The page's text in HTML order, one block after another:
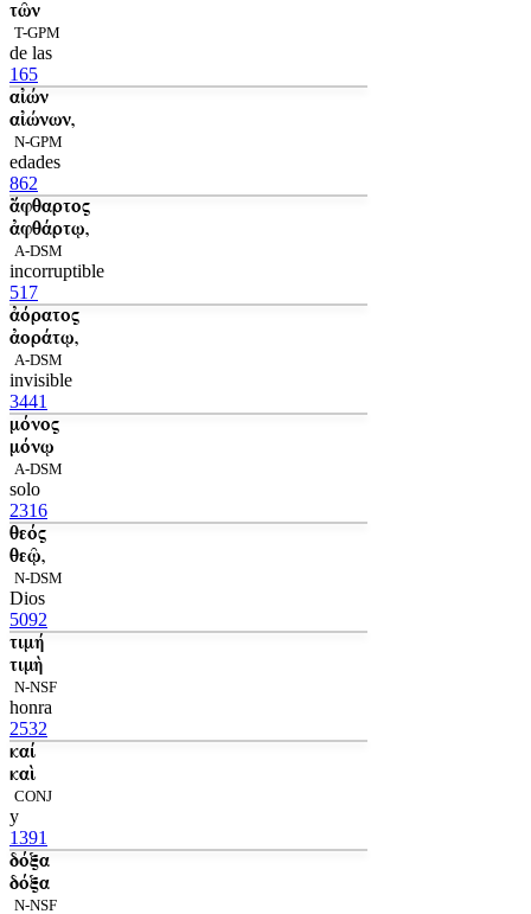
τῶν
T-GPM
de las
165
αἰών
αἰώνων,
N-GPM
edades
862
ἄφθαρτος
ἀφθάρτῳ,
A-DSM
incorruptible
517
ἀόρατος
ἀοράτῳ,
A-DSM
invisible
3441
μόνος
μόνῳ
A-DSM
solo
2316
θεός
θεῷ,
N-DSM
Dios
5092
τιμή
τιμὴ
N-NSF
honra
2532
καί
καὶ
CONJ
y
1391
δόξα
δόξα
N-NSF